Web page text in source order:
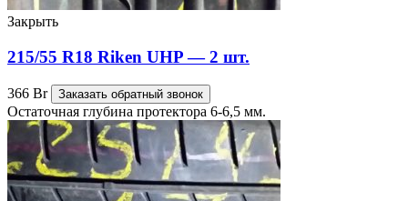
Закрыть
215/55 R18 Riken UHP — 2 шт.
366 Br Заказать обратный звонок
Остаточная глубина протектора 6-6,5 мм.